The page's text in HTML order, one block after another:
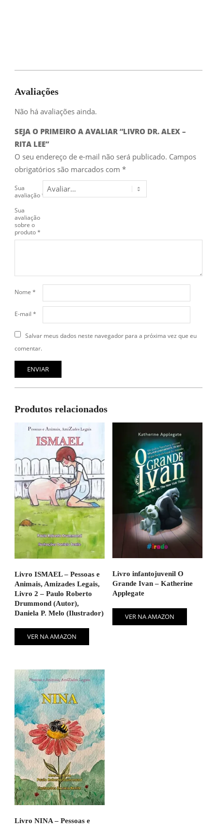
Avaliações
Não há avaliações ainda.
SEJA O PRIMEIRO A AVALIAR “LIVRO DR. ALEX –
RITA LEE”
O seu endereço de e-mail não será publicado. Campos
obrigatórios são marcados com *
Sua
avaliação*
Sua
avaliação
sobre o
produto*
Nome *
E-mail *
Salvar meus dados neste navegador para a próxima vez que eu
comentar.
Produtos relacionados
Livro ISMAEL – Pessoas e
Animais, Amizades Legais,
Livro 2 – Paulo Roberto
Drummond (Autor),
Daniela P. Melo (Ilustrador)
VER NA AMAZON
Livro infantojuvenil O
Grande Ivan – Katherine
Applegate
VER NA AMAZON
Livro NINA – Pessoas e